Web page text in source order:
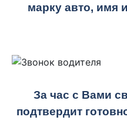
марку авто, имя
За час с Вами
подтвердит